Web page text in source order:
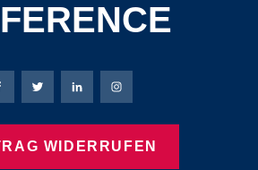
Proenen Facebook-Seite
Bierbaum-Proenen Twitter Seite
Bierbaum-Proenen LinkedIn
Bierbaum-Proenen
WIDERRUFEN